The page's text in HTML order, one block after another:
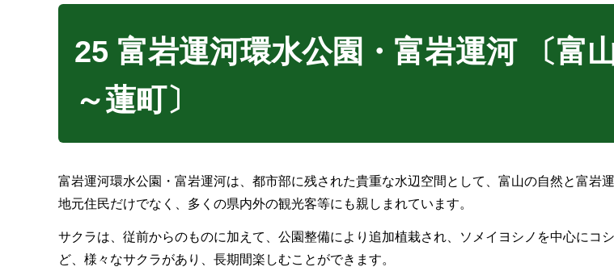
25 富岩運河環水公園・富岩運河 〔富
～蓮町〕
富岩運河環水公園・富岩運河は、都市部に残された貴重な水辺空間として、富山の自然と富岩
地元住民だけでなく、多くの県内外の観光客等にも親しまれています。
サクラは、従前からのものに加えて、公園整備により追加植栽され、ソメイヨシノを中心にコ
ど、様々なサクラがあり、長期間楽しむことができます。